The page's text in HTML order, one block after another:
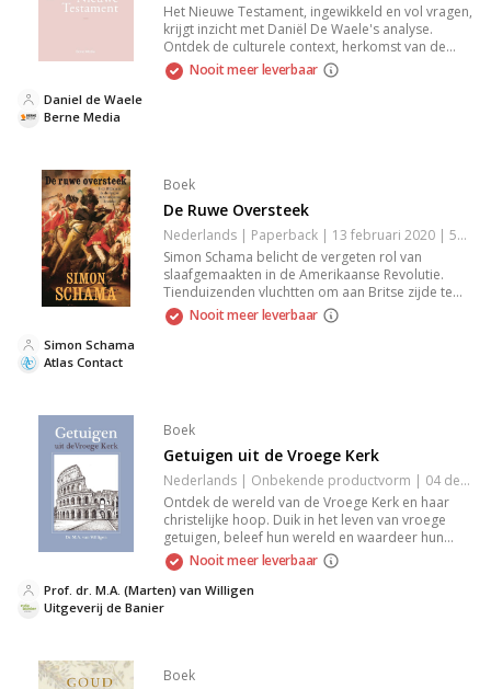
Het Nieuwe Testament, ingewikkeld en vol vragen,
krijgt inzicht met Daniël De Waele's analyse.
Ontdek de culturele context, herkomst van de
geschriften en de reden van hun opname. Een
fascinerende zoektocht naar de historische Jezus,
Nooit meer leverbaar
Berne Media
Daniel de Waele
Boek
De Ruwe Oversteek
Nederlands | Paperback | 13 februari 2020 | 560 pagina's | 9789045037097
Simon Schama belicht de vergeten rol van
slaafgemaakten in de Amerikaanse Revolutie.
Tienduizenden vluchtten om aan Britse zijde te
strijden, voor een oningeloste belofte van
vrijheid. Schama volgt hun reis van de plantages
Nooit meer leverbaar
Atlas Contact
Simon Schama
Boek
Getuigen uit de Vroege Kerk
Nederlands | Onbekende productvorm | 04 december 2018 | 300 pagina's | 9789087180966
Ontdek de wereld van de Vroege Kerk en haar
christelijke hoop. Duik in het leven van vroege
getuigen, beleef hun wereld en waardeer hun
geschriften en archeologische vondsten. Deze
boeiende reis verkent het Nieuwe Testament en
meer, en vangt de tijdloze spiritualiteit en
vastberadenheid van deze geloofspioniers.
Nooit meer leverbaar
Uitgeverij de Banier
Prof. dr. M.A. (Marten) van Willigen
Boek